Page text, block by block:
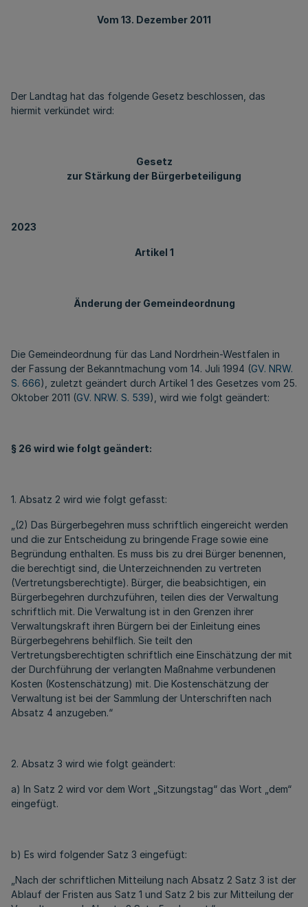
Vom 13. Dezember 2011
Der Landtag hat das folgende Gesetz beschlossen, das
hiermit verkündet wird:
Gesetz
zur Stärkung der Bürgerbeteiligung
2023
Artikel 1
Änderung der Gemeindeordnung
Die Gemeindeordnung für das Land Nordrhein-Westfalen in
der Fassung der Bekanntmachung vom 14. Juli 1994 (GV. NRW.
S. 666), zuletzt geändert durch Artikel 1 des Gesetzes vom 25.
Oktober 2011 (GV. NRW. S. 539), wird wie folgt geändert:
§ 26 wird wie folgt geändert:
1. Absatz 2 wird wie folgt gefasst:
„(2) Das Bürgerbegehren muss schriftlich eingereicht werden
und die zur Entscheidung zu bringende Frage sowie eine
Begründung enthalten. Es muss bis zu drei Bürger benennen,
die berechtigt sind, die Unterzeichnenden zu vertreten
(Vertretungsberechtigte). Bürger, die beabsichtigen, ein
Bürgerbegehren durchzuführen, teilen dies der Verwaltung
schriftlich mit. Die Verwaltung ist in den Grenzen ihrer
Verwaltungskraft ihren Bürgern bei der Einleitung eines
Bürgerbegehrens behilflich. Sie teilt den
Vertretungsberechtigten schriftlich eine Einschätzung der mit
der Durchführung der verlangten Maßnahme verbundenen
Kosten (Kostenschätzung) mit. Die Kostenschätzung der
Verwaltung ist bei der Sammlung der Unterschriften nach
Absatz 4 anzugeben.“
2. Absatz 3 wird wie folgt geändert:
a) In Satz 2 wird vor dem Wort „Sitzungstag“ das Wort „dem“
eingefügt.
b) Es wird folgender Satz 3 eingefügt:
„Nach der schriftlichen Mitteilung nach Absatz 2 Satz 3 ist der
Ablauf der Fristen aus Satz 1 und Satz 2 bis zur Mitteilung der